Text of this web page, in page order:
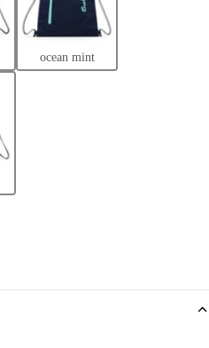
ocean mint